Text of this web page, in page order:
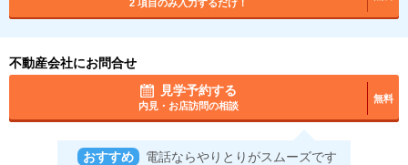
2 項目のみ入力するだけ！
不動産会社にお問合せ
見学予約する
内見・お店訪問の相談
無料
おすすめ 電話ならやりとりがスムーズです